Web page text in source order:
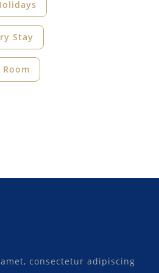
Stay
Room
consectetur adipiscing